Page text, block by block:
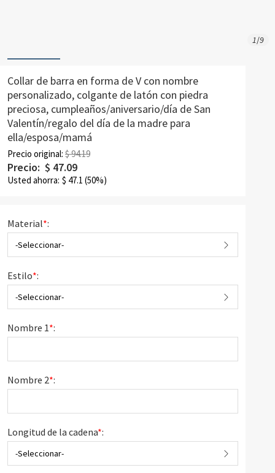
1/9
Collar de barra en forma de V con nombre
personalizado, colgante de latón con piedra
preciosa, cumpleaños/aniversario/día de San
Valentín/regalo del día de la madre para
ella/esposa/mamá
Precio original: $ 94.19
Precio: $ 47.09
Usted ahorra: $ 47.1 (50%)
Material*:
-Seleccionar-
Estilo*:
-Seleccionar-
Nombre 1*:
Nombre 2*:
Longitud de la cadena*:
-Seleccionar-